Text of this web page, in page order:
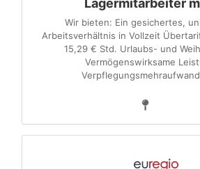
Lagermitarbeiter
Wir bieten: Ein gesichertes,
Arbeitsverhältnis in Vollzeit
15,29 € Std. Urlaubs- und
Vermögenswirksame